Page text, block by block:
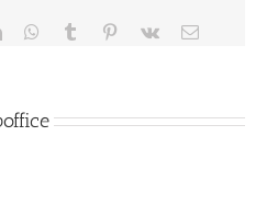
LinkedInWhatsApp
Tumblr Pinterest
Vk
Correo